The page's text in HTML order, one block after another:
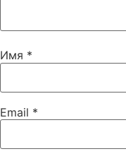
Имя *
Email *